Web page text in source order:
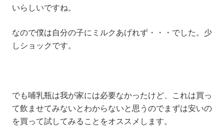
いらしいですね。
なので僕は自分の子にミルクあげれず・・・でした。少
しショックです。
でも哺乳瓶は我が家には必要なかったけど、これは買っ
て飲ませてみないとわからないと思うのでまずは安いの
を買って試してみることをオススメします。